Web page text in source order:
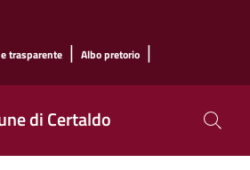
trasparente | Albo pretorio |
di Certaldo